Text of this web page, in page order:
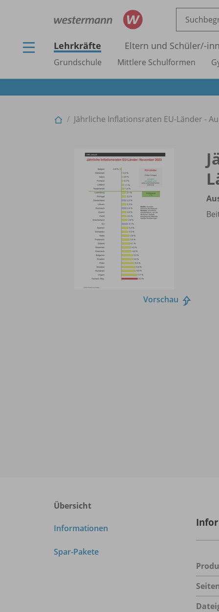
Lehrkräfte Eltern und Schüler/-
Grundschule Mittlere Schulformen
Jährliche Inflationsraten EU-Länder -
Vorschau
Übersicht
Informationen
Spar-Pakete